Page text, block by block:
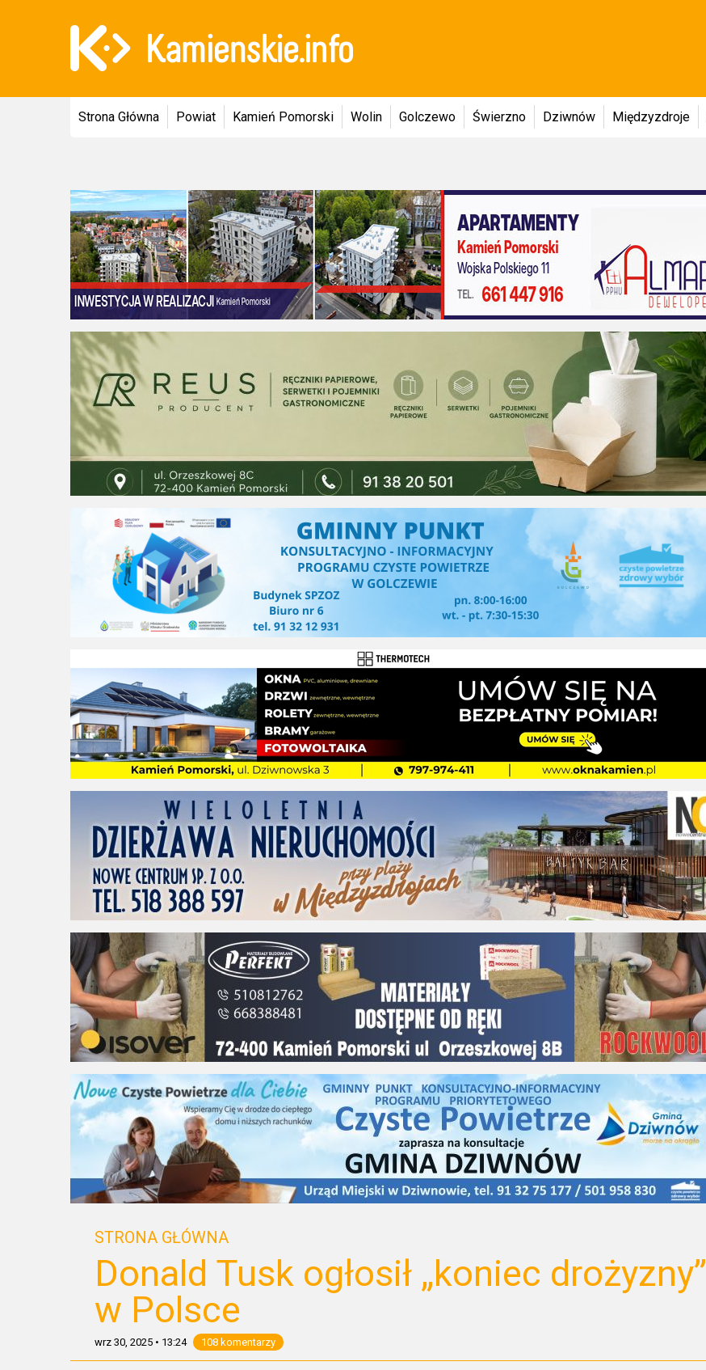
Strona Główna Powiat Kamień Pomorski Wolin Golczewo Świerzno Dziwnów Międzyzdroje
STRONA GŁÓWNA
Donald Tusk ogłosił „koniec drożyzny”
w Polsce
wrz 30, 2025 • 13:24 108 komentarzy